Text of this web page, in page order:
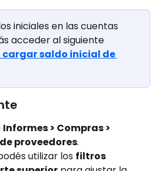
iniciales en las cuentas
acceder al siguiente
cargar saldo inicial de
Informes > Compras >
proveedores.
utilizar los filtros